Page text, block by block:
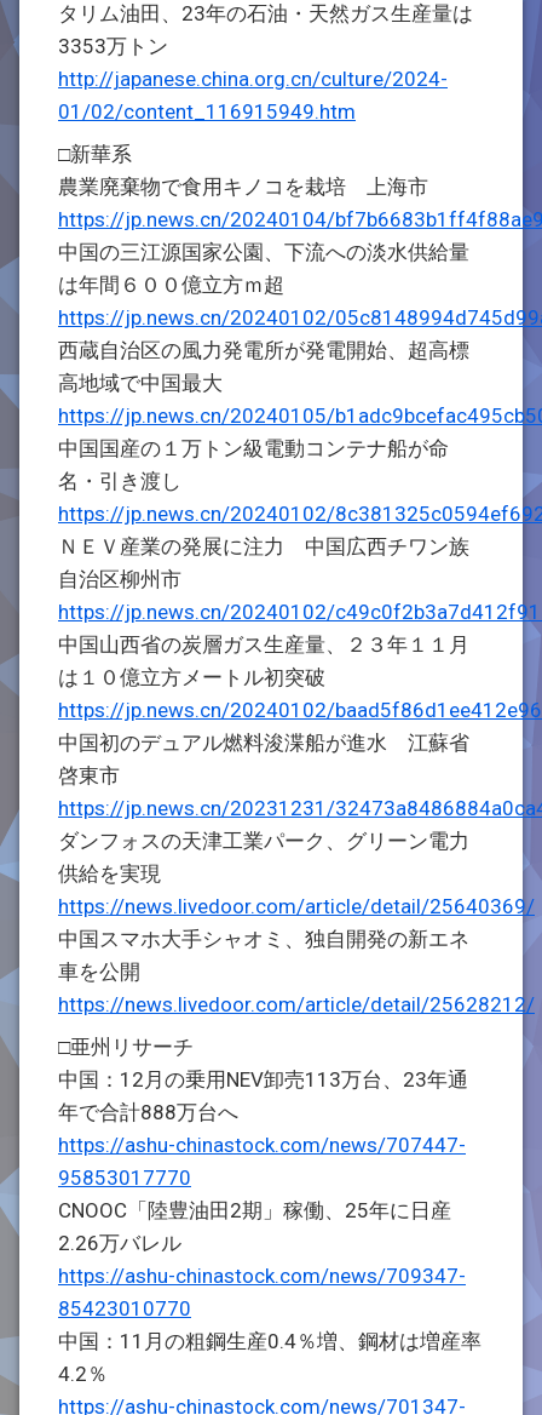
タリム油田、23年の石油・天然ガス生産量は
3353万トン
http://japanese.china.org.cn/culture/2024-
01/02/content_116915949.htm
□新華系
農業廃棄物で食用キノコを栽培 上海市
https://jp.news.cn/20240104/
中国の三江源国家公園、下流への淡水供給量
は年間６００億立方ｍ超
https://jp.news.cn/20240102/
西蔵自治区の風力発電所が発電開始、超高標
高地域で中国最大
https://jp.news.cn/20240105/
中国国産の１万トン級電動コンテナ船が命
名・引き渡し
https://jp.news.cn/20240102/
ＮＥＶ産業の発展に注力 中国広西チワン族
自治区柳州市
https://jp.news.cn/20240102/
中国山西省の炭層ガス生産量、２３年１１月
は１０億立方メートル初突破
https://jp.news.cn/20240102/
中国初のデュアル燃料浚渫船が進水 江蘇省
啓東市
https://jp.news.cn/20231231/
ダンフォスの天津工業パーク、グリーン電力
供給を実現
https://news.livedoor.com/article/detail/25640369/
中国スマホ大手シャオミ、独自開発の新エネ
車を公開
https://news.livedoor.com/article/detail/25628212/
□亜州リサーチ
中国：12月の乗用NEV卸売113万台、23年通
年で合計888万台へ
https://ashu-chinastock.com/news/707447-
95853017770
CNOOC「陸豊油田2期」稼働、25年に日産
2.26万バレル
https://ashu-chinastock.com/news/709347-
85423010770
中国：11月の粗鋼生産0.4％増、鋼材は増産率
4.2％
https://ashu-chinastock.com/news/701347-